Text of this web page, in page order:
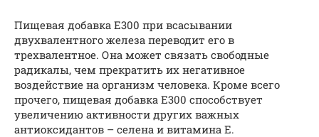
Пищевая добавка Е300 при всасывании
двухвалентного железа переводит его в
трехвалентное. Она может связать свободные
радикалы, чем прекратить их негативное
воздействие на организм человека. Кроме всего
прочего, пищевая добавка Е300 способствует
увеличению активности других важных
антиоксидантов – селена и витамина Е.